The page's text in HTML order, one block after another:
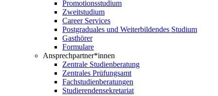
Promotionsstudium
Zweitstudium
Career Services
Postgraduales und Weiterbildendes Studium
Gasthörer
Formulare
Ansprechpartner*innen
Zentrale Studienberatung
Zentrales Prüfungsamt
Fachstudienberatungen
Studierendensekretariat